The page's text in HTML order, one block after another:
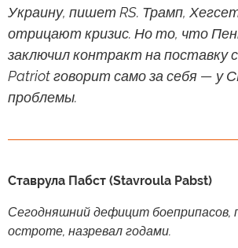
Украину, пишет RS. Трамп,
отрицают кризис. Но то, что
заключил контракт на поставку
Patriot говорит само за себя — у
проблемы.
Ставрула Пабст (Stavroula Pabst)
Сегодняшний дефицит боеприпасов,
остроте, назревал годами.